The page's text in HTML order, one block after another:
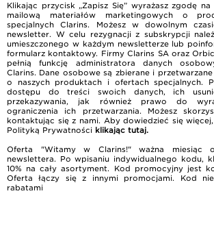
Klikając przycisk „Zapisz Się” wyrażasz zgodę
mailową materiałów marketingowych o
specjalnych Clarins. Możesz w dowolnym
newsletter. W celu rezygnacji z subskrypcji
umieszczonego w każdym newsletterze lub
formularz kontaktowy. Firmy Clarins SA oraz
pełnią funkcję administratora danych
Clarins. Dane osobowe są zbierane i
o naszych produktach i ofertach specjalnych.
dostępu do treści swoich danych, ich
przekazywania, jak również prawo do
ograniczenia ich przetwarzania. Możesz
kontaktując się z nami. Aby dowiedzieć się
Polityką Prywatności klikając tutaj.
Oferta "Witamy w Clarins!" ważna miesiąc
newslettera. Po wpisaniu indywidualnego kodu,
10% na cały asortyment. Kod promocyjny jest
Oferta łączy się z innymi promocjami. Kod
rabatami